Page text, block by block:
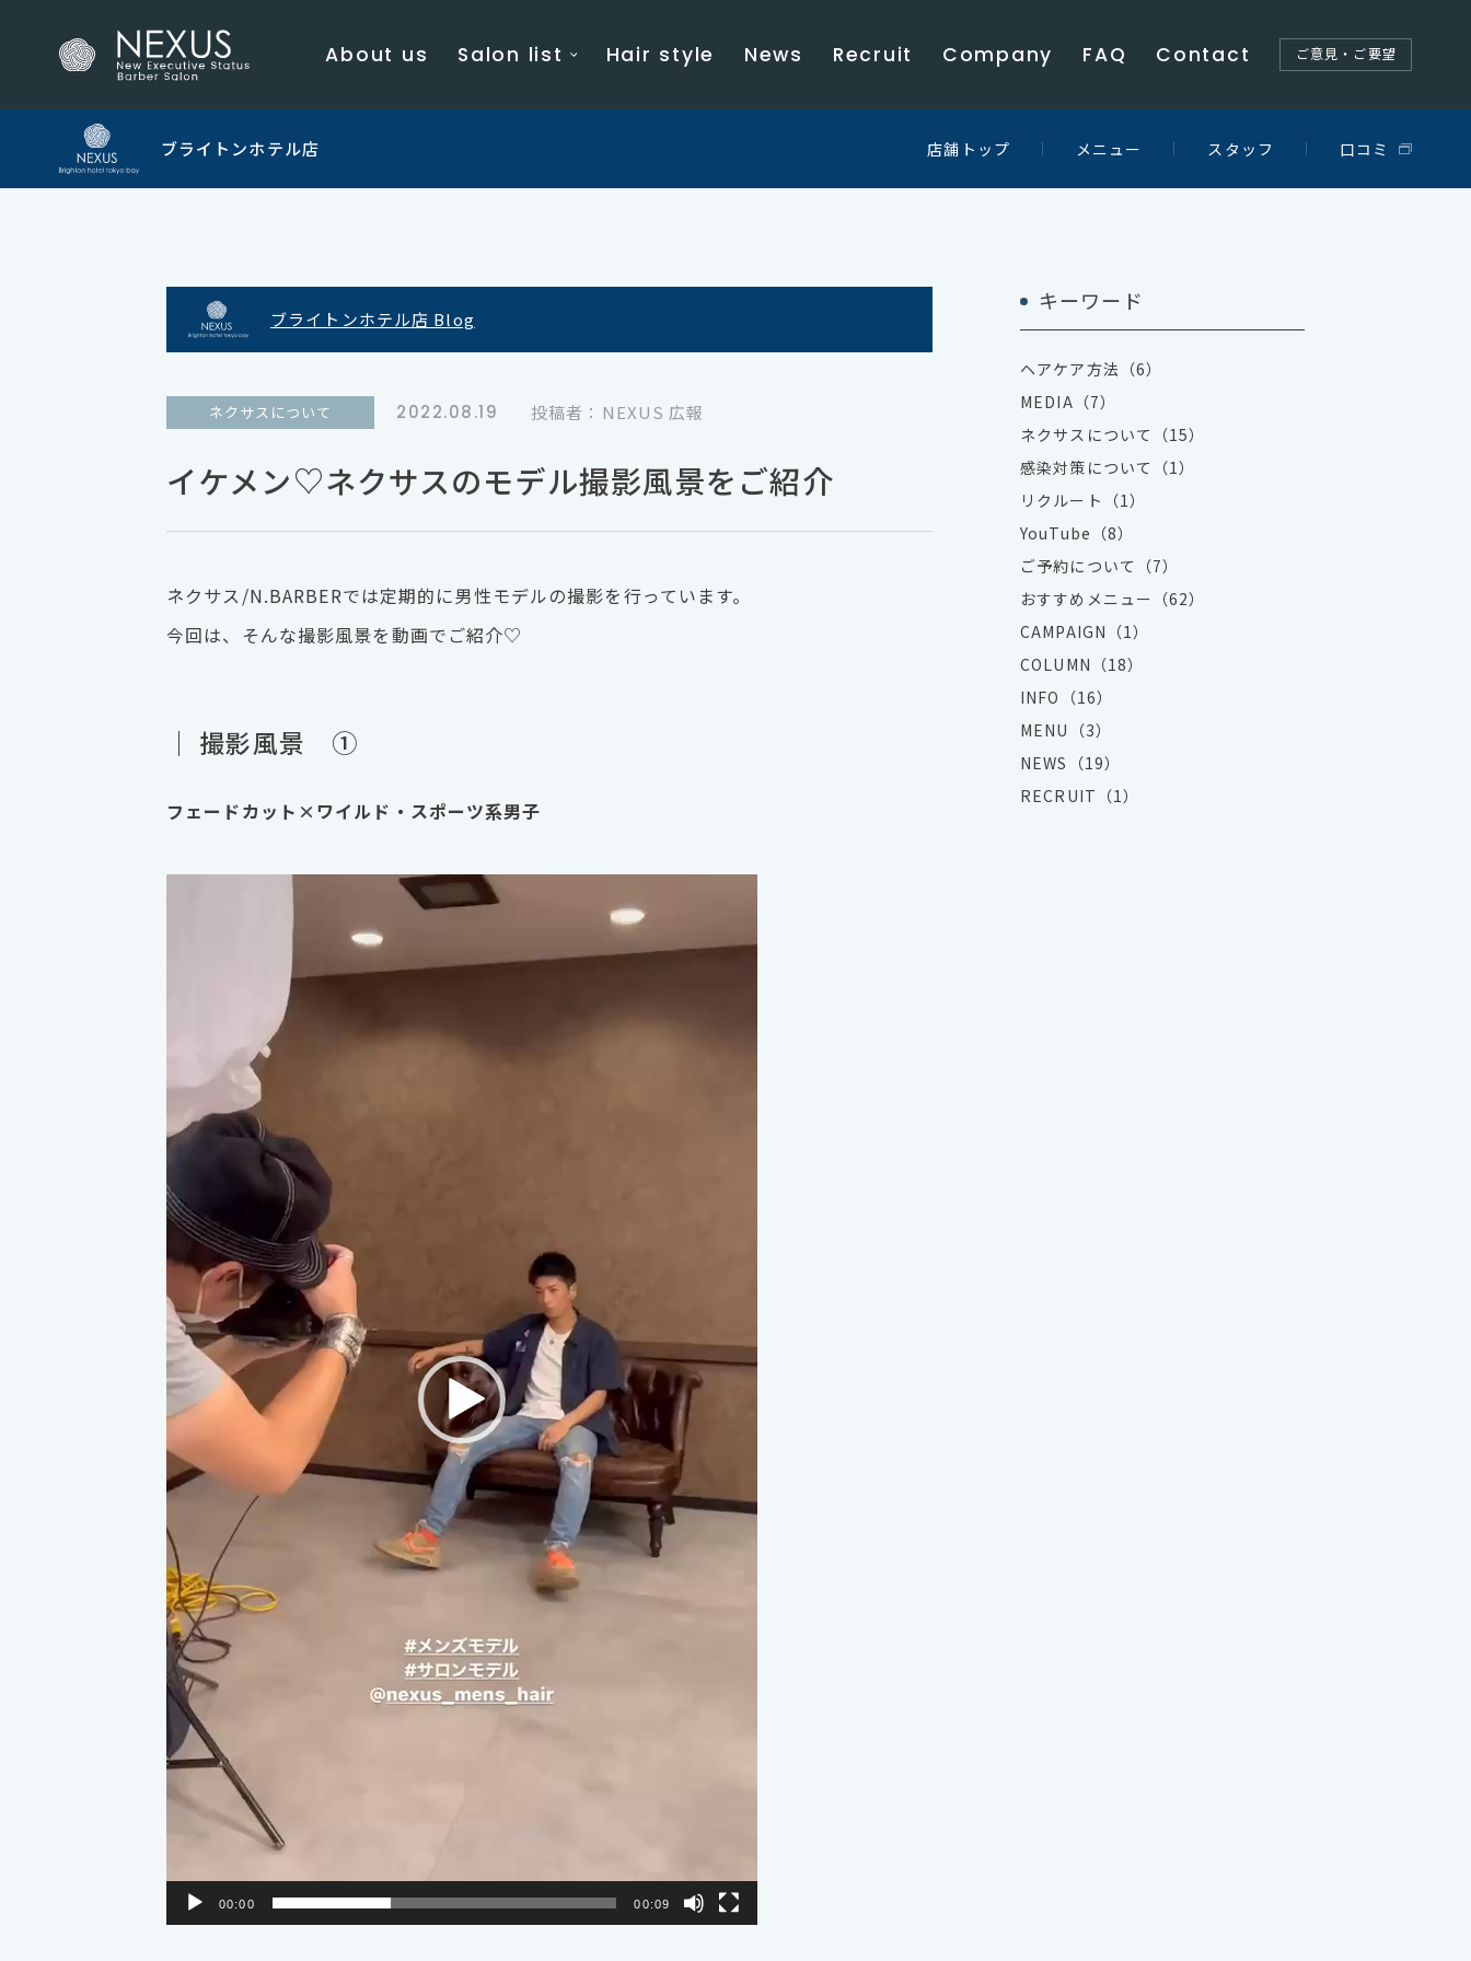
About us Salon list Hair style News Recruit Company FAQ Contact ご意見・ご要望
ブライトンホテル店 Blog
イケメン♡ネクサスのモデル撮影風景をご紹介
ネクサスについて 2022.08.19 投稿者：NEXUS 広報
ネクサス/N.BARBERでは定期的に男性モデルの撮影を行っています。
今回は、そんな撮影風景を動画でご紹介♡
｜ 撮影風景 ①
フェードカット×ワイルド・スポーツ系男子
ヤ
ー
00:00 00:09
キーワード
ヘアケア方法（6）
MEDIA（7）
ネクサスについて（15）
感染対策について（1）
リクルート（1）
YouTube（8）
ご予約について（7）
おすすめメニュー（62）
CAMPAIGN（1）
COLUMN（18）
INFO（16）
MENU（3）
NEWS（19）
RECRUIT（1）
ブライトンホテル店 店舗トップ メニュー スタッフ 口コミ